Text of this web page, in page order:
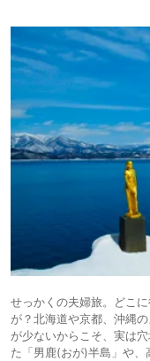
せっかくの夫婦旅。どこ
が？北海道や京都、沖縄
が少ないからこそ、実は
た「男鹿(おが)半島」や